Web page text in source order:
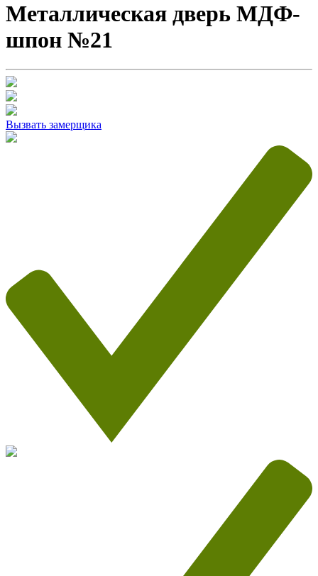
Металлическая дверь МДФ-
шпон №21
Вызвать замерщика